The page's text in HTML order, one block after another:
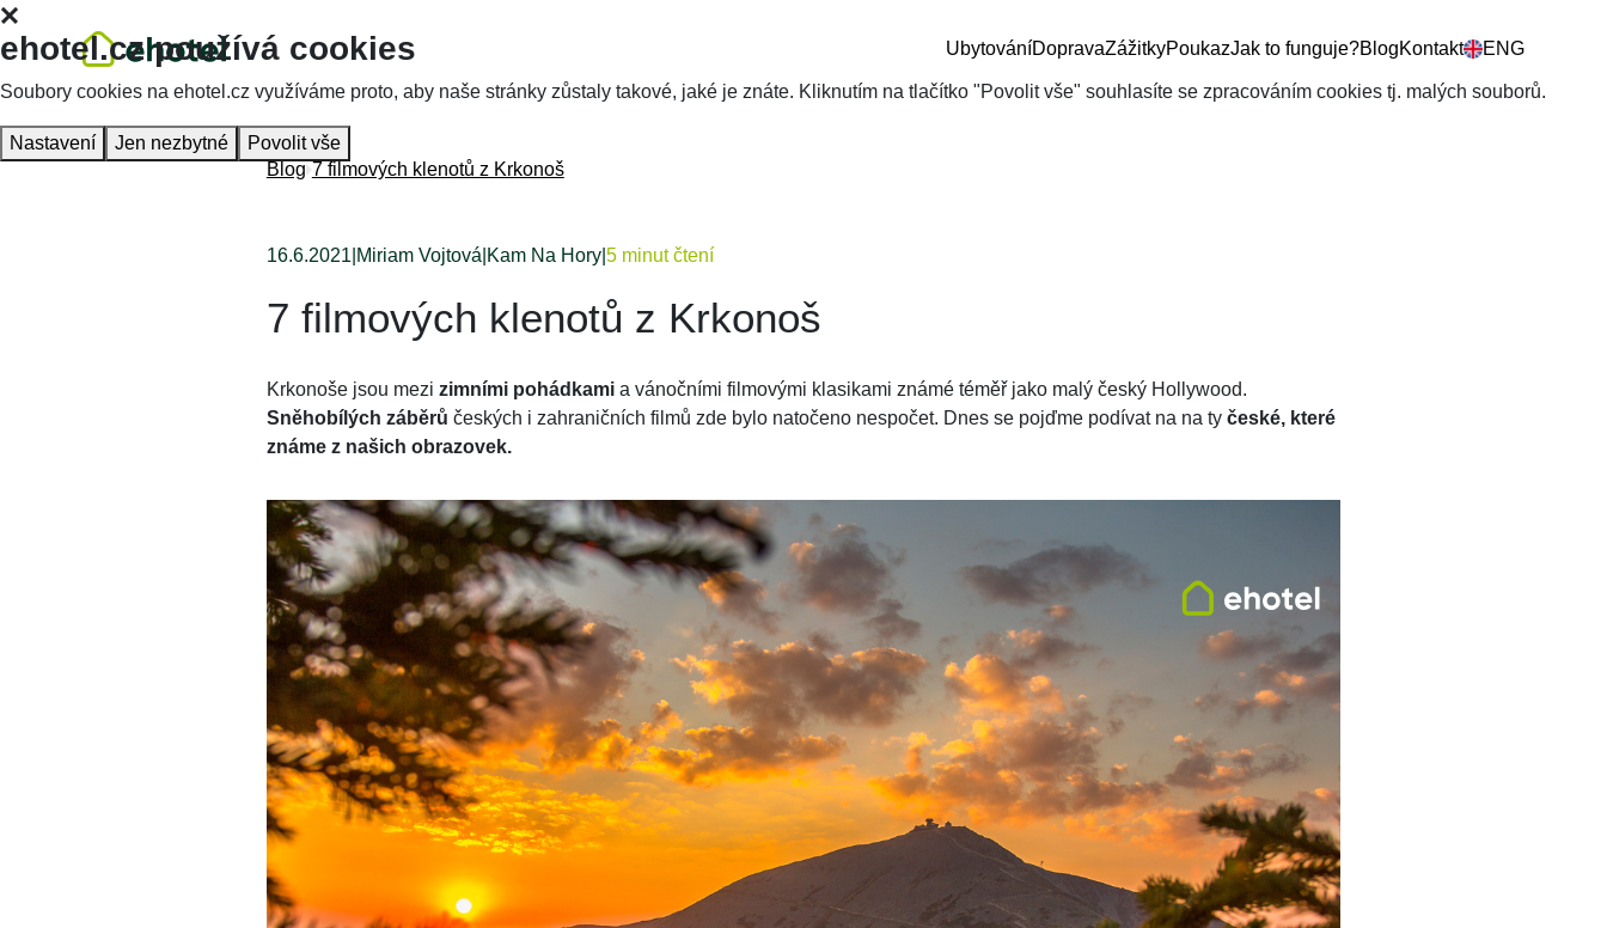
UbytováníDopravaZážitkyPoukazJak to funguje?BlogKontakt ENG
Blog 7 filmových klenotů z Krkonoš
16.6.2021 Miriam Vojtová Kam Na Hory| 5 minut čtení
7 filmových klenotů z Krkonoš
Krkonoše jsou mezi zimními pohádkamia vánočními filmovými klasikami známé téměř jako malý český Hollywood.
Sněhobílých záběrů českých i zahraničních filmů zde bylo natočeno nespočet. Dnes se pojďme podívat na na ty české, které
známe z našich obrazovek.
ehotel.cz používá cookies
Soubory cookies na ehotel.cz využíváme proto, aby naše stránky zůstaly takové, jaké je znáte. Kliknutím na tlačítko "Povolit vše" souhlasíte se zpracováním cookies tj. malých souborů.
Nastavení Jen nezbytné Povolit vše